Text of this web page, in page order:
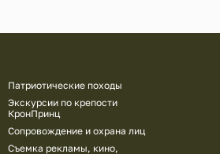
Патриотические походы
Экскурсии по крепости
КронПринц
Сопровождение и охрана лиц
Съемка рекламы, кино,